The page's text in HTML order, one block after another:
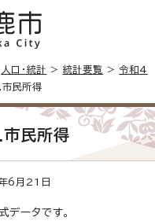
人口・統計 > 統計要覧 >令和4
民所得
民所得
6月21日
ータです。